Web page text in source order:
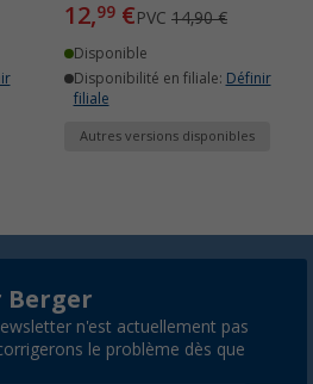
12,99 €PVC 14,90 €
Disponible
Disponibilité en filiale: Définir
filiale
Autres versions disponibles
Berger
n'est actuellement pas
le problème dès que